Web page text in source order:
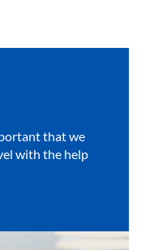
that we
with the help